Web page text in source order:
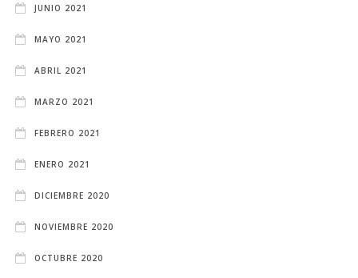
JUNIO 2021
MAYO 2021
ABRIL 2021
MARZO 2021
FEBRERO 2021
ENERO 2021
DICIEMBRE 2020
NOVIEMBRE 2020
OCTUBRE 2020